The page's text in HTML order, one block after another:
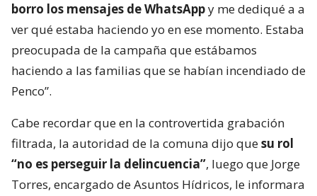
borro los mensajes de WhatsAppy me dediqué a a
ver qué estaba haciendo yo en ese momento. Estaba
preocupada de la campaña que estábamos
haciendo a las familias que se habían incendiado de
Penco”.
Cabe recordar que en la controvertida grabación
filtrada, la autoridad de la comuna dijo quesu rol
“no es perseguir la delincuencia”, luego que Jorge
Torres, encargado de Asuntos Hídricos, le informara